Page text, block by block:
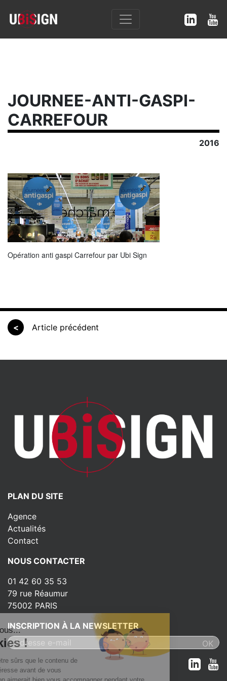
JOURNEE-ANTI-GASPI-
CARREFOUR
2016
Opération anti gaspi Carrefour par Ubi Sign
< Article précédent
PLAN DU SITE
Agence
Actualités
Contact
NOUS CONTACTER
01 42 60 35 53
79 rue Réaumur
75002 PARIS
INSCRIPTION À LA NEWSLETTER
c'est nous...
Cookies !
attendu d'être sûrs que le contenu de
vous intéresse avant de vous
mais on aimerait bien vous accompagner pendant votre